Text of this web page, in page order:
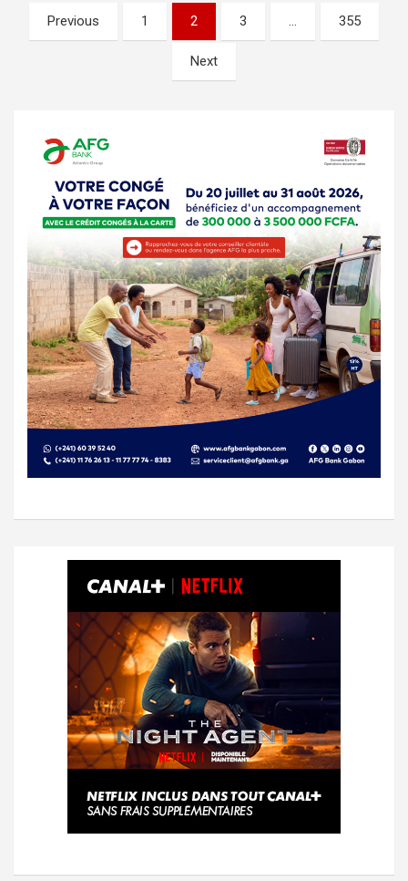
Pagination
des
Previous 1 2 3 … 355
Next